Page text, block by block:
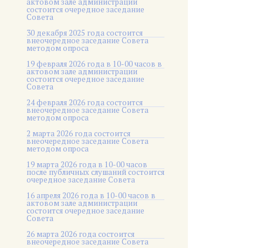
состоится очередное заседание
Совета
30 декабря 2025 года состоится
внеочередное заседание Совета
методом опроса
19 февраля 2026 года в 10-00 часов в
актовом зале администрации
состоится очередное заседание
Совета
24 февраля 2026 года состоится
внеочередное заседание Совета
методом опроса
2 марта 2026 года состоится
внеочередное заседание Совета
методом опроса
19 марта 2026 года в 10-00 часов
после публичных слушаний состоится
очередное заседание Совета
16 апреля 2026 года в 10-00 часов в
актовом зале администрации
состоится очередное заседание
Совета
26 марта 2026 года состоится
внеочередное заседание Совета